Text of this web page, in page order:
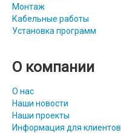
Монтаж
Кабельные работы
Установка программ
О компании
О нас
Наши новости
Наши проекты
Информация для клиентов